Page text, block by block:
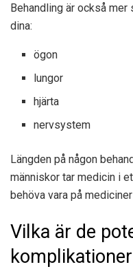
Behandling är också
dina:
ögon
lungor
hjärta
nervsystem
Längden på någon
människor tar medicin i
behöva vara på
Vilka är de